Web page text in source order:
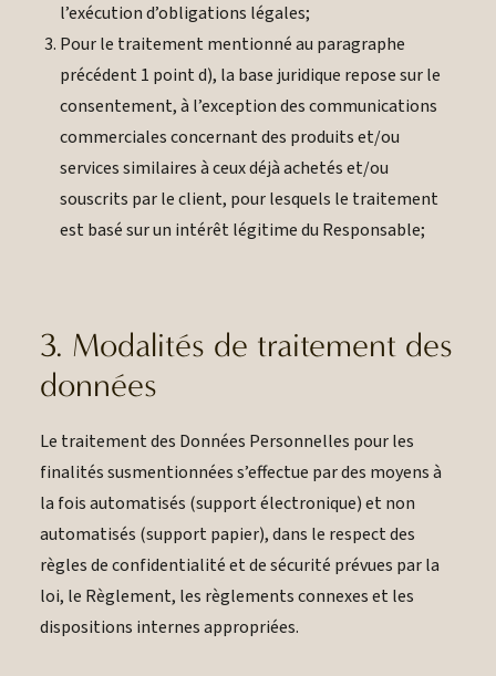
l’exécution d’obligations légales;
Pour le traitement mentionné au paragraphe
précédent 1 point d), la base juridique repose sur le
consentement, à l’exception des communications
commerciales concernant des produits et/ou
services similaires à ceux déjà achetés et/ou
souscrits par le client, pour lesquels le traitement
est basé sur un intérêt légitime du Responsable;
3. Modalités de traitement des
données
Le traitement des Données Personnelles pour les
finalités susmentionnées s’effectue par des moyens à
la fois automatisés (support électronique) et non
automatisés (support papier), dans le respect des
règles de confidentialité et de sécurité prévues par la
loi, le Règlement, les règlements connexes et les
dispositions internes appropriées.